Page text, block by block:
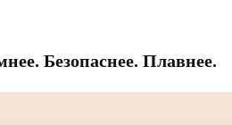
Безопаснее. Плавнее.